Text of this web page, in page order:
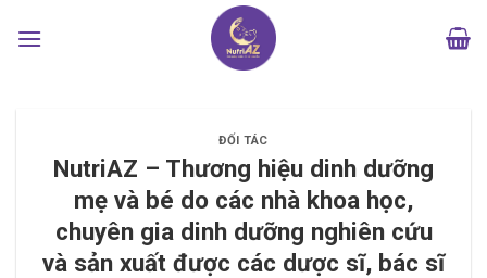
qua
ĐỐI TÁC
NutriAZ – Thương hiệu dinh dưỡng
mẹ và bé do các nhà khoa học,
chuyên gia dinh dưỡng nghiên cứu
và sản xuất được các dược sĩ, bác sĩ